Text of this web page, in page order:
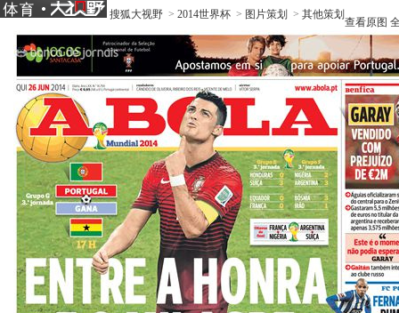
搜狐大视野 > 2014世界杯 > 图片策划 > 其他策划
查看原图